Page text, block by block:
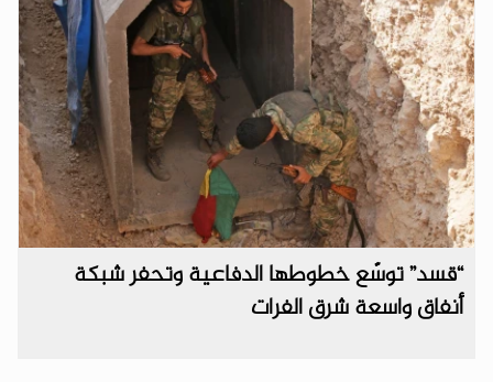
“قسد” توسّع خطوطها الدفاعية وتحفر شبكة
أنفاق واسعة شرق الفرات